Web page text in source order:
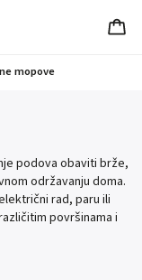
mopove
podova obaviti brže,
održavanju doma.
rad, paru ili
površinama i